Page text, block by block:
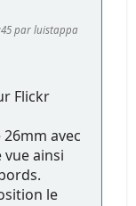
par luistappa
Flickr
avec
vue ainsi
le